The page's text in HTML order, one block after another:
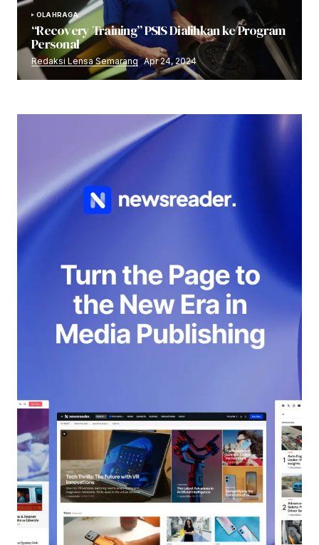
OLAHRAGA
“Recovery Training” PSIS Dialihkan ke Program
Personal
Redaksi Lensa Semarang Apr 24, 2024